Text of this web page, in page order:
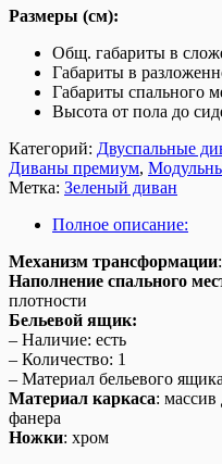
Размеры (см):
Общ. габариты в
Габариты в
Габариты спального
Высота от пола до
Категорий: Двуспальные
Диваны премиум,
Метка: Зеленый диван
Полное описание:
Механизм трансформации
Наполнение спального
плотности
Бельевой ящик:
– Наличие: есть
– Количество: 1
– Материал бельевого
Материал каркаса:
фанера
Ножки: хром